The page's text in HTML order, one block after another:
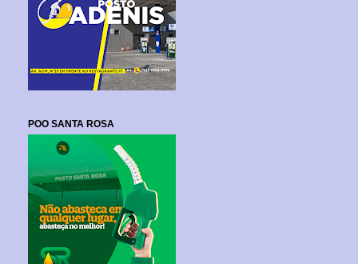
POO SANTA ROSA